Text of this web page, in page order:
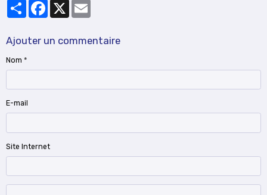
PartagerFacebook
X
Ajouter un commentaire
Nom
E-mail
Site Internet